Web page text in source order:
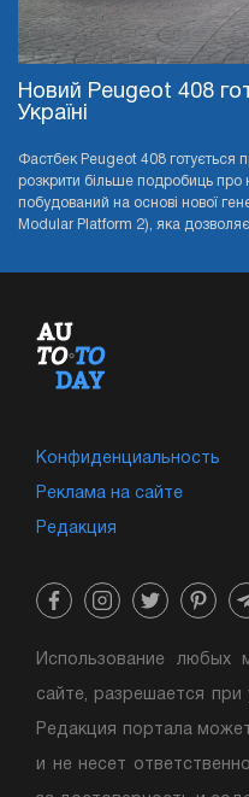
Новий Peugeot 408
Україні
Фастбек Peugeot 408 готується
розкрити більше подробиць про
побудований на основі нової
Modular Platform 2), яка дозволяє
Конфиденциальность
Реклама на сайте
Редакция
Использование любых
сайте, разрешается
Редакция портала
и не несет